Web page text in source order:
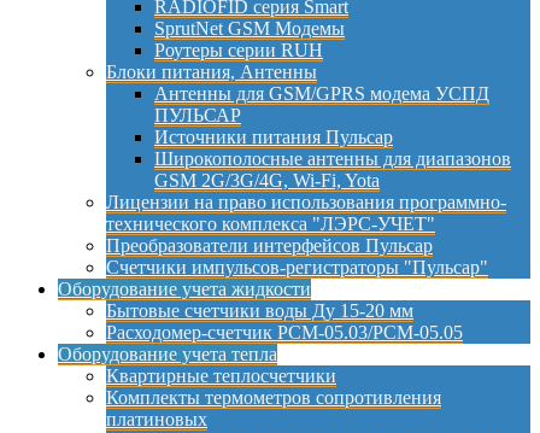
RADIOFID серия Smart
SprutNet GSM Модемы
Роутеры серии RUH
Блоки питания, Антенны
Антенны для GSM/GPRS модема УСПД
ПУЛЬСАР
Источники питания Пульсар
Широкополосные антенны для диапазонов
GSM 2G/3G/4G, Wi-Fi, Yota
Лицензии на право использования программно-
технического комплекса "ЛЭРС-УЧЕТ"
Преобразователи интерфейсов Пульсар
Счетчики импульсов-регистраторы "Пульсар"
Оборудование учета жидкости
Бытовые счетчики воды Ду 15-20 мм
Расходомер-счетчик РСМ-05.03/РСМ-05.05
Оборудование учета тепла
Квартирные теплосчетчики
Комплекты термометров сопротивления
платиновых